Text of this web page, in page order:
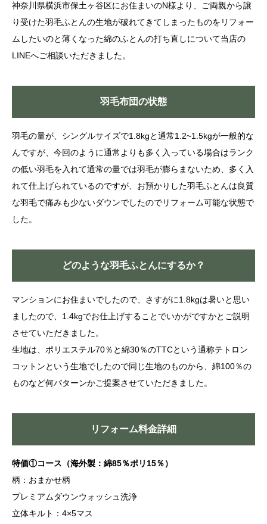
神奈川県横浜市保土ヶ谷区にお住まいのN様より、ご両親から譲
り受けた羽毛ふとんの生地が破れてきてしまったものをリフォー
ムしたいのと薄くなった綿のふとんの打ち直しについて当店の
LINEへご相談いただきました。
羽毛布団の状態
羽毛の量が、シングルサイズで1.8kgと通常1.2~1.5kgが一般的な
んですが、今回のように通常よりも多く入っている場合はランク
の低い羽毛を入れて通常の量では羽毛が膨らまないため、多く入
れて仕上げられているのですが、お預かりした羽毛ふとんは良質
な羽毛で痛みも少ないダウンでしたのでリフォーム可能な状態で
した。
どのような羽毛ふとんにするか？
マンションにお住まいでしたので、さすがに1.8kgは暑いと思い
ましたので、1.4kgでお仕上げすることでいかがですかとご説明
させていただきました。
生地は、ポリエステル70％と綿30％のTTCという通称テトロン
コットンという生地でしたので同じ生地のものから、綿100％の
ものなど何パターンかご提案させていただきました。
リフォーム料金詳細
特価①コース （海外製：綿85％ポリ15％）
柄：おまかせ柄
プレミアムダウンウォッシュ洗浄
立体キルト：4×5マス